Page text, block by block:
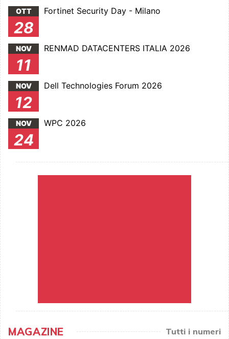
OTT
28
Fortinet Security Day - Milano
NOV
11
RENMAD DATACENTERS ITALIA 2026
NOV
12
Dell Technologies Forum 2026
NOV
24
WPC 2026
MAGAZINE Tutti i numeri